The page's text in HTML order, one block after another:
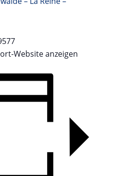
Website anzeigen